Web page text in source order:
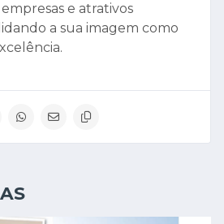
e atrativos
a sua imagem como